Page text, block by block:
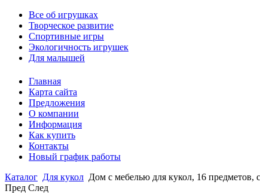
Все об игрушках
Творческое развитие
Спортивные игры
Экологичность игрушек
Для малышей
Главная
Карта сайта
Предложения
О компании
Информация
Как купить
Контакты
Новый график работы
Каталог Для кукол Дом с мебелью для кукол, 16 предметов,
Пред След